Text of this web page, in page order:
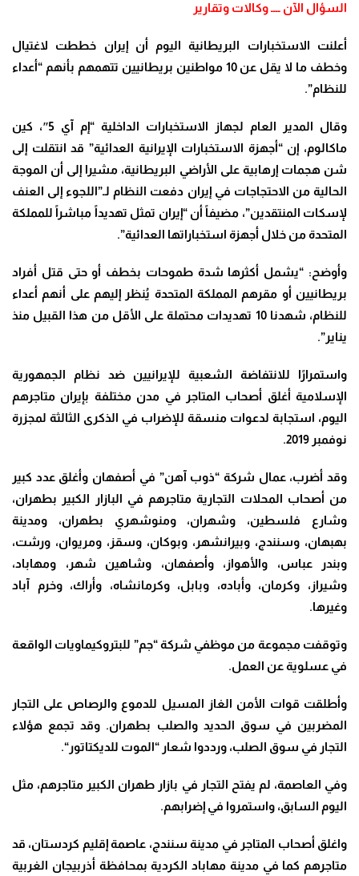
السؤال الآن ــــ وكالات وتقارير
أعلنت الاستخبارات البريطانية اليوم أن إيران خططت لاغتيال
وخطف ما لا يقل عن 10 مواطنين بريطانيين تتهمهم بأنهم “أعداء
للنظام”.
وقال المدير العام لجهاز الاستخبارات الداخلية “إم آي 5″، كين
ماكالوم، إن “أجهزة الاستخبارات الإيرانية العدائية” قد انتقلت إلى
شن هجمات إرهابية على الأراضي البريطانية، مشيرا إلى أن الموجة
الحالية من الاحتجاجات في إيران دفعت النظام لـ”اللجوء إلى العنف
لإسكات المنتقدين”، مضيفاً أن “إيران تمثل تهديداً مباشراً للمملكة
المتحدة من خلال أجهزة استخباراتها العدائية”.
وأوضح: “يشمل أكثرها شدة طموحات بخطف أو حتى قتل أفراد
بريطانيين أو مقرهم المملكة المتحدة يُنظر إليهم على أنهم أعداء
للنظام، شهدنا 10 تهديدات محتملة على الأقل من هذا القبيل منذ
يناير”.
واستمرارًا للانتفاضة الشعبية للإيرانيين ضد نظام الجمهورية
الإسلامية أغلق أصحاب المتاجر في مدن مختلفة بإيران متاجرهم
اليوم، استجابة لدعوات منسقة للإضراب في الذكرى الثالثة لمجزرة
نوفمبر 2019
.
وقد أضرب، عمال شركة “ذوب آهن” في أصفهان وأغلق عدد كبير
من أصحاب المحلات التجارية متاجرهم في البازار الكبير بطهران،
وشارع فلسطين، وشهران، ومنوشهري بطهران، ومدينة
بهبهان، وسنندج، وبيرانشهر، وبوكان، وسقز، ومريوان، ورشت،
وبندر عباس، والأهواز، وأصفهان، وشاهين شهر، ومهاباد،
وشيراز، وكرمان، وأباده، وبابل، وكرمانشاه، وأراك، وخرم آباد
وغيرها.
وتوقفت مجموعة من موظفي شركة “جم” للبتروكيماويات الواقعة
في عسلوية عن العمل.
وأطلقت قوات الأمن الغاز المسيل للدموع والرصاص على التجار
المضربين في سوق الحديد والصلب بطهران. وقد تجمع هؤلاء
التجار في سوق الصلب، ورددوا شعار “الموت للديكتاتور“.
وفي العاصمة، لم يفتح التجار في بازار طهران الكبير متاجرهم، مثل
اليوم السابق، واستمروا في إضرابهم.
واغلق أصحاب المتاجر في مدينة سنندج، عاصمة إقليم كردستان، قد
متاجرهم كما في مدينة مهاباد الكردية بمحافظة أذربيجان الغربية